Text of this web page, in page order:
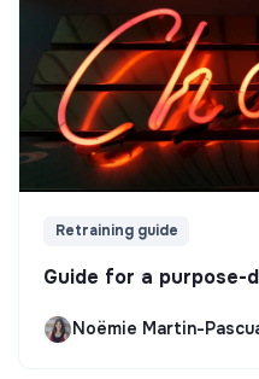
Retraining guide
Guide for a purpose-
Noëmie Martin-